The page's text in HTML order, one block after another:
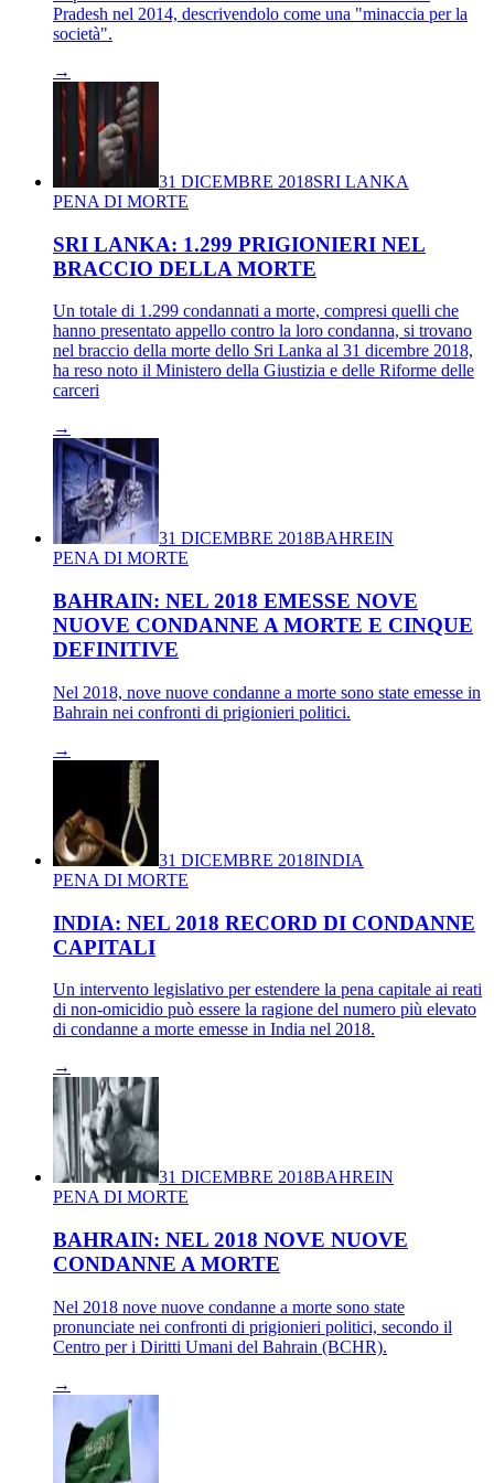
Pradesh nel 2014, descrivendolo come una "minaccia per la
società".
→
31 DICEMBRE 2018SRI LANKA
PENA DI MORTE
SRI LANKA: 1.299 PRIGIONIERI NEL
BRACCIO DELLA MORTE
Un totale di 1.299 condannati a morte, compresi quelli che
hanno presentato appello contro la loro condanna, si trovano
nel braccio della morte dello Sri Lanka al 31 dicembre 2018,
ha reso noto il Ministero della Giustizia e delle Riforme delle
carceri
→
31 DICEMBRE 2018BAHREIN
PENA DI MORTE
BAHRAIN: NEL 2018 EMESSE NOVE
NUOVE CONDANNE A MORTE E CINQUE
DEFINITIVE
Nel 2018, nove nuove condanne a morte sono state emesse in
Bahrain nei confronti di prigionieri politici.
→
31 DICEMBRE 2018INDIA
PENA DI MORTE
INDIA: NEL 2018 RECORD DI CONDANNE
CAPITALI
Un intervento legislativo per estendere la pena capitale ai reati
di non-omicidio può essere la ragione del numero più elevato
di condanne a morte emesse in India nel 2018.
→
31 DICEMBRE 2018BAHREIN
PENA DI MORTE
BAHRAIN: NEL 2018 NOVE NUOVE
CONDANNE A MORTE
Nel 2018 nove nuove condanne a morte sono state
pronunciate nei confronti di prigionieri politici, secondo il
Centro per i Diritti Umani del Bahrain (BCHR).
→